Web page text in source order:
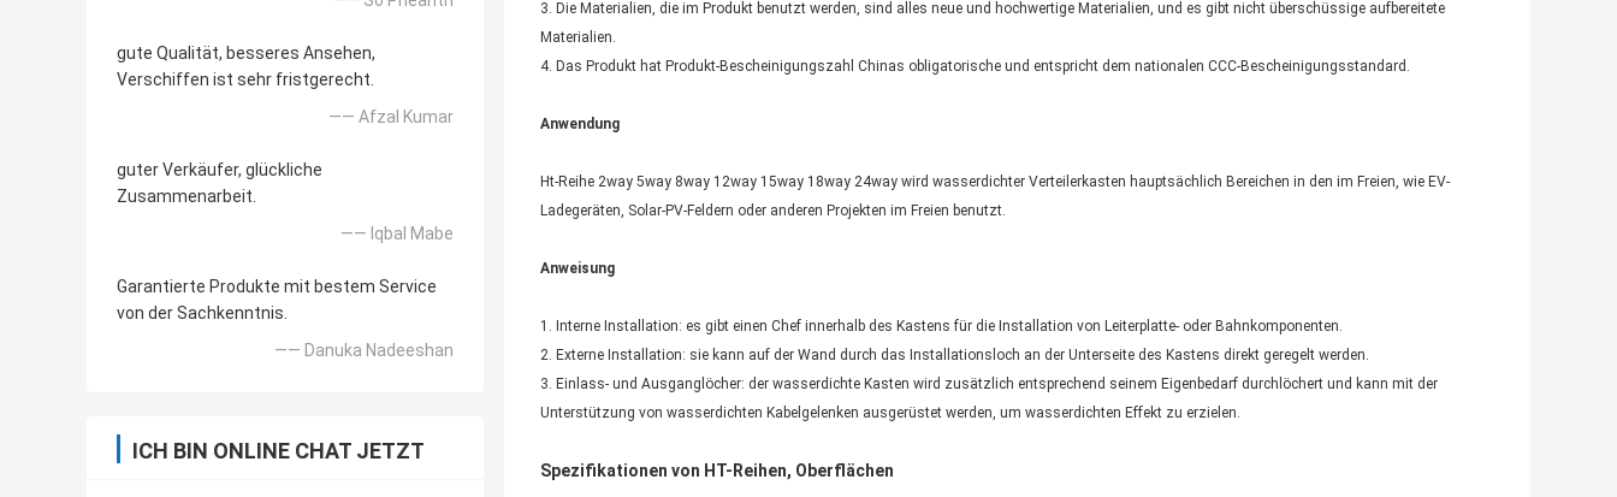
gute Qualität, besseres Ansehen,
Verschiffen ist sehr fristgerecht.
—— Afzal Kumar
guter Verkäufer, glückliche
Zusammenarbeit.
—— Iqbal Mabe
Garantierte Produkte mit bestem Service
von der Sachkenntnis.
—— Danuka Nadeeshan
ICH BIN ONLINE CHAT JETZT
3. Die Materialien, die im Produkt benutzt werden, sind alles neue und hochwertige Materialien, und es gibt nicht überschüssige aufbereitete
Materialien.
4. Das Produkt hat Produkt-Bescheinigungszahl Chinas obligatorische und entspricht dem nationalen CCC-Bescheinigungsstandard.
Anwendung
Ht-Reihe 2way 5way 8way 12way 15way 18way 24way wird wasserdichter Verteilerkasten hauptsächlich Bereichen in den im Freien, wie EV-
Ladegeräten, Solar-PV-Feldern oder anderen Projekten im Freien benutzt.
Anweisung
1. Interne Installation: es gibt einen Chef innerhalb des Kastens für die Installation von Leiterplatte- oder Bahnkomponenten.
2. Externe Installation: sie kann auf der Wand durch das Installationsloch an der Unterseite des Kastens direkt geregelt werden.
3. Einlass- und Ausganglöcher: der wasserdichte Kasten wird zusätzlich entsprechend seinem Eigenbedarf durchlöchert und kann mit der
Unterstützung von wasserdichten Kabelgelenken ausgerüstet werden, um wasserdichten Effekt zu erzielen.
Spezifikationen von HT-Reihen, Oberflächen